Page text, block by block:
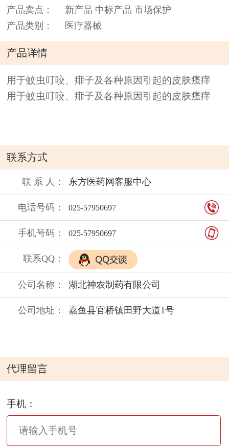
产品卖点：
新产品 中标产品 市场保护
产品类别：
医疗器械
产品详情
用于蚊虫叮咬、痱子及各种原因引起的皮肤瘙痒
用于蚊虫叮咬、痱子及各种原因引起的皮肤瘙痒
联系方式
联 系 人： 东方医药网客服中心
电话号码： 025-57950697
手机号码： 025-57950697
联系QQ：
公司名称： 湖北神农制药有限公司
公司地址： 嘉鱼县官桥镇田野大道1号
代理留言
手机：